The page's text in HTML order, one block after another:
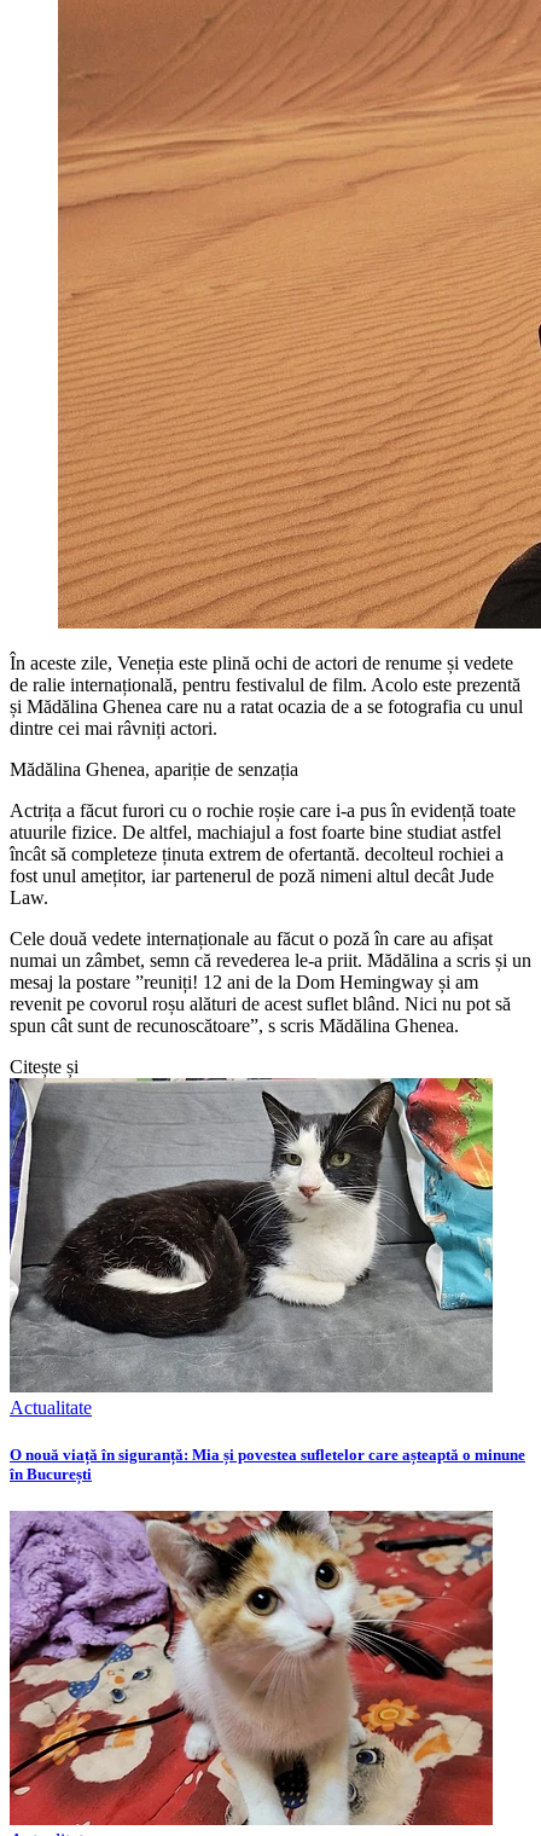
În aceste zile, Veneția este plină ochi de actori de renume și vedete
de ralie internațională, pentru festivalul de film. Acolo este prezentă
și Mădălina Ghenea care nu a ratat ocazia de a se fotografia cu unul
dintre cei mai râvniți actori.
Mădălina Ghenea, apariție de senzația
Actrița a făcut furori cu o rochie roșie care i-a pus în evidență toate
atuurile fizice. De altfel, machiajul a fost foarte bine studiat astfel
încât să completeze ținuta extrem de ofertantă. decolteul rochiei a
fost unul amețitor, iar partenerul de poză nimeni altul decât Jude
Law.
Cele două vedete internaționale au făcut o poză în care au afișat
numai un zâmbet, semn că revederea le-a priit. Mădălina a scris și un
mesaj la postare ”reuniți! 12 ani de la Dom Hemingway și am
revenit pe covorul roșu alături de acest suflet blând. Nici nu pot să
spun cât sunt de recunoscătoare”, s scris Mădălina Ghenea.
Citește și
Actualitate
O nouă viață în siguranță: Mia și povestea sufletelor care așteaptă o minune
în București